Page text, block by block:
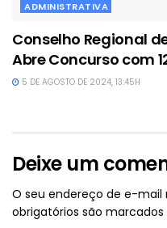
ADMINISTRATIVA
Conselho Regional
Abre Concurso com
5 DE AGOSTO DE 2024, 13:45H
Deixe um
O seu endereço de e-mail
obrigatórios são